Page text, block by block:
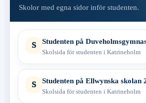
Skolor med egna sidor inför studenten.
S Studenten på
Skolsida för studenten i Katrineholm
S Studenten på Ellwynska skolan
Skolsida för studenten i Katrineholm